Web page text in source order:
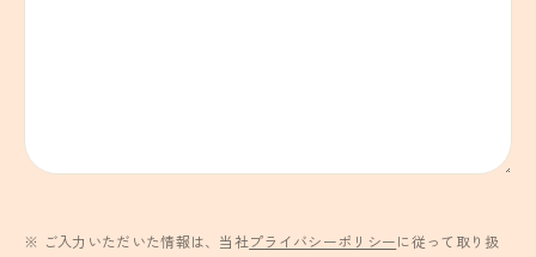
※ ご入力いただいた情報は、当社プライバシーポリシーに従って取り扱